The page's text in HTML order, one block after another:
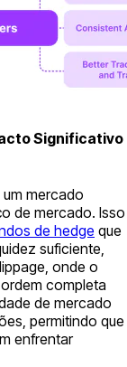
Significativo
mercado
de mercado. Isso
de hedge que
suficiente,
onde o
completa
de mercado
permitindo que
enfrentar